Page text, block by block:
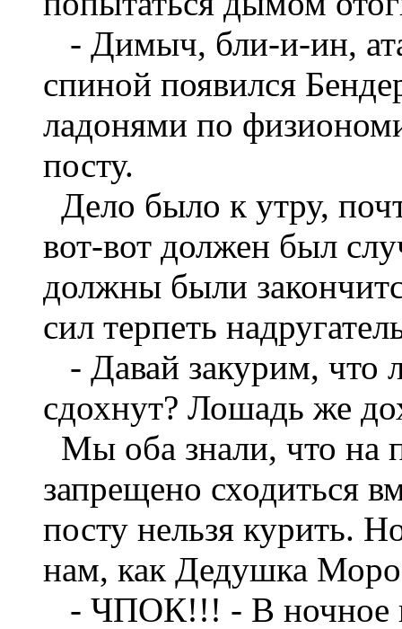
- Димыч, бли-и-ин,
спиной появился
ладонями по
посту.
Дело было к утру,
вот-вот должен был
должны были
сил терпеть
- Давай закурим, что
сдохнут? Лошадь же
Мы оба знали, что на
запрещено сходиться
посту нельзя курить.
нам, как Дедушка
- ЧПОК!!! - В ночное